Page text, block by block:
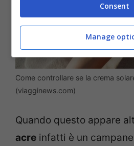
Come controllare se la crema
(viagginews.com)
Quando questo appare
acre infatti è un
Consent
Manage